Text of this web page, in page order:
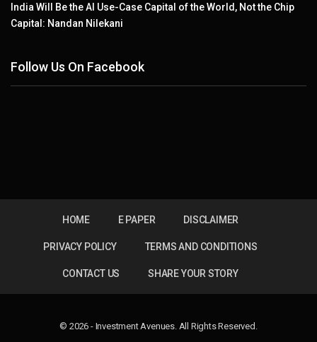
India Will Be the AI Use-Case Capital of the World, Not the Chip
Capital: Nandan Nilekani
Follow Us On Facebook
HOME E PAPER DISCLAIMER
PRIVACY POLICY TERMS AND CONDITIONS
CONTACT US SHARE YOUR STORY
© 2026 - Investment Avenues. All Rights Reserved.